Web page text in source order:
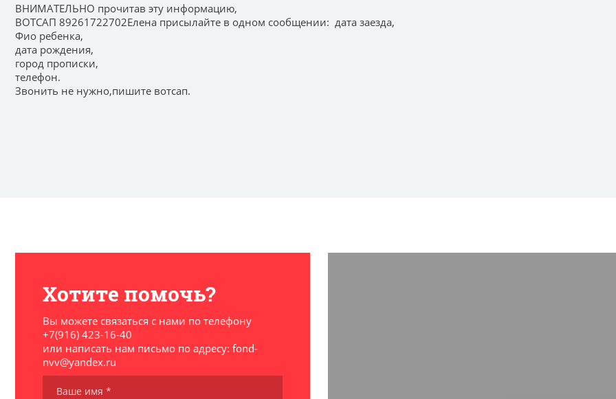
ВНИМАТЕЛЬНО прочитав эту информацию,
ВОТСАП 89261722702Елена присылайте в одном сообщении: дата заезда,
Фио ребенка,
дата рождения,
город прописки,
телефон.
Звонить не нужно,пишите вотсап.
Хотите помочь?
Вы можете связаться с нами по телефону
+7(916) 423-16-40
или написать нам письмо по адресу: fond-
nvv@yandex.ru